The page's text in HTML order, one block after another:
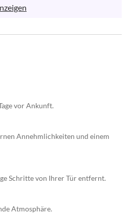
vor Ankunft.
Annehmlichkeiten und einem
Schritte von Ihrer Tür entfernt.
Atmosphäre.